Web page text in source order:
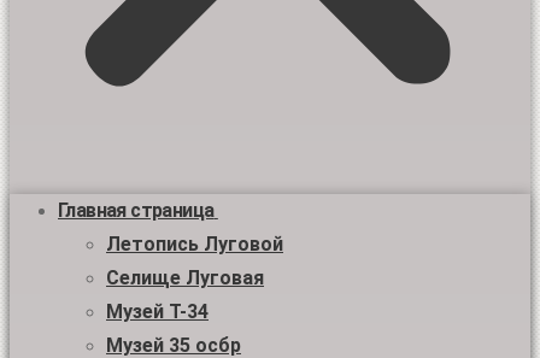
Главная страница
Летопись Луговой
Селище Луговая
Музей Т-34
Музей 35 осбр